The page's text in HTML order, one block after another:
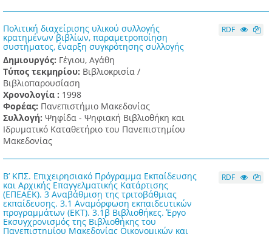
Πολιτική διαχείρισης υλικού συλλογής
κρατημένων βιβλίων, παραμετροποίηση
συστήματος, έναρξη συγκρότησης συλλογής
Δημιουργός: Γέγιου, Αγάθη
Τύπος τεκμηρίου: Βιβλιοκρισία /
Βιβλιοπαρουσίαση
Χρονολογία : 1998
Φορέας: Πανεπιστήμιο Μακεδονίας
Συλλογή: Ψηφίδα - Ψηφιακή Βιβλιοθήκη και
Ιδρυματικό Καταθετήριο του Πανεπιστημίου
Μακεδονίας
RDF
Β’ ΚΠΣ. Επιχειρησιακό Πρόγραμμα Εκπαίδευσης
και Αρχικής Επαγγελματικής Κατάρτισης
(ΕΠΕΑΕΚ). 3 Αναβάθμιση της τριτοβάθμιας
εκπαίδευσης. 3.1 Αναμόρφωση εκπαιδευτικών
προγραμμάτων (ΕΚΤ). 3.1β Βιβλιοθήκες. Έργο
Εκσυγχρονισμός της Βιβλιοθήκης του
Πανεπιστημίου Μακεδονίας Οικονομικών και
RDF